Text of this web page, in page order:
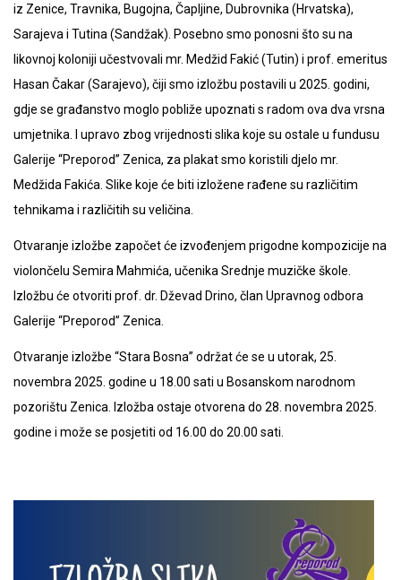
iz Zenice, Travnika, Bugojna, Čapljine, Dubrovnika (Hrvatska),
Sarajeva i Tutina (Sandžak). Posebno smo ponosni što su na
likovnoj koloniji učestvovali mr. Medžid Fakić (Tutin) i prof. emeritus
Hasan Čakar (Sarajevo), čiji smo izložbu postavili u 2025. godini,
gdje se građanstvo moglo pobliže upoznati s radom ova dva vrsna
umjetnika. I upravo zbog vrijednosti slika koje su ostale u fundusu
Galerije “Preporod” Zenica, za plakat smo koristili djelo mr.
Medžida Fakića. Slike koje će biti izložene rađene su različitim
tehnikama i različitih su veličina.
Otvaranje izložbe započet će izvođenjem prigodne kompozicije na
violončelu Semira Mahmića, učenika Srednje muzičke škole.
Izložbu će otvoriti prof. dr. Dževad Drino, član Upravnog odbora
Galerije “Preporod” Zenica.
Otvaranje izložbe “Stara Bosna” održat će se u utorak, 25.
novembra 2025. godine u 18.00 sati u Bosanskom narodnom
pozorištu Zenica. Izložba ostaje otvorena do 28. novembra 2025.
godine i može se posjetiti od 16.00 do 20.00 sati.